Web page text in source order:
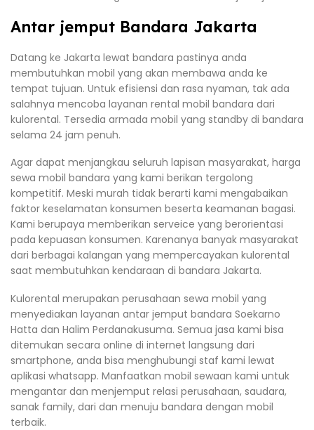
Antar jemput Bandara Jakarta
Datang ke Jakarta lewat bandara pastinya anda
membutuhkan mobil yang akan membawa anda ke
tempat tujuan. Untuk efisiensi dan rasa nyaman, tak ada
salahnya mencoba layanan rental mobil bandara dari
kulorental. Tersedia armada mobil yang standby di bandara
selama 24 jam penuh.
Agar dapat menjangkau seluruh lapisan masyarakat, harga
sewa mobil bandara yang kami berikan tergolong
kompetitif. Meski murah tidak berarti kami mengabaikan
faktor keselamatan konsumen beserta keamanan bagasi.
Kami berupaya memberikan serveice yang berorientasi
pada kepuasan konsumen. Karenanya banyak masyarakat
dari berbagai kalangan yang mempercayakan kulorental
saat membutuhkan kendaraan di bandara Jakarta.
Kulorental merupakan perusahaan sewa mobil yang
menyediakan layanan antar jemput bandara Soekarno
Hatta dan Halim Perdanakusuma. Semua jasa kami bisa
ditemukan secara online di internet langsung dari
smartphone, anda bisa menghubungi staf kami lewat
aplikasi whatsapp. Manfaatkan mobil sewaan kami untuk
mengantar dan menjemput relasi perusahaan, saudara,
sanak family, dari dan menuju bandara dengan mobil
terbaik.